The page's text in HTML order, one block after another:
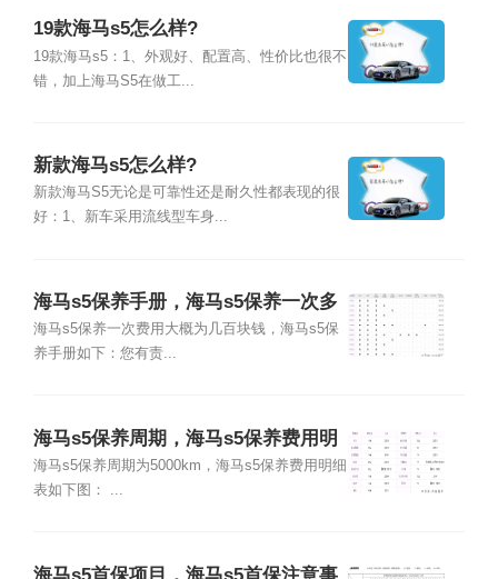
19款海马s5怎么样?
19款海马s5：1、外观好、配置高、性价比也很不
错，加上海马S5在做工...
新款海马s5怎么样?
新款海马S5无论是可靠性还是耐久性都表现的很
好：1、新车采用流线型车身...
海马s5保养手册，海马s5保养一次多
少钱
海马s5保养一次费用大概为几百块钱，海马s5保
养手册如下：您有责...
海马s5保养周期，海马s5保养费用明
细表
海马s5保养周期为5000km，海马s5保养费用明细
表如下图： ...
海马s5首保项目，海马s5首保注意事